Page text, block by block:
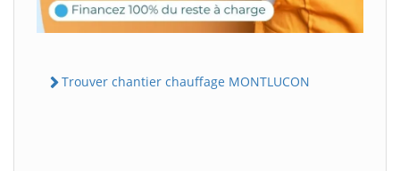
Trouver chantier chauffage MONTLUCON